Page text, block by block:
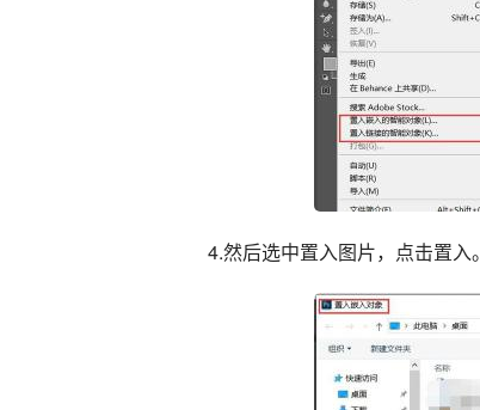
4.然后选中置入图片，点击置入。